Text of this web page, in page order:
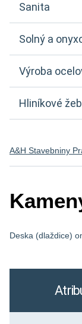
A&H Stavebniny
Deska (dlaždice)
Sanita
Solný a
Výroba
Hliníkové